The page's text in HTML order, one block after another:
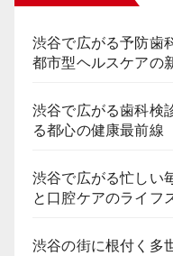
渋谷で広がる予防歯
都市型ヘルスケアの
渋谷で広がる歯科検
る都心の健康最前線
渋谷で広がる忙しい
と口腔ケアのライフ
渋谷の街に根付く多